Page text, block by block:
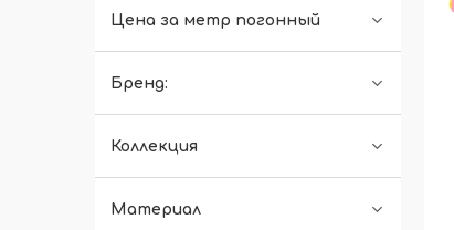
Цена за метр погонный
Бренд:
Коллекция
Материал